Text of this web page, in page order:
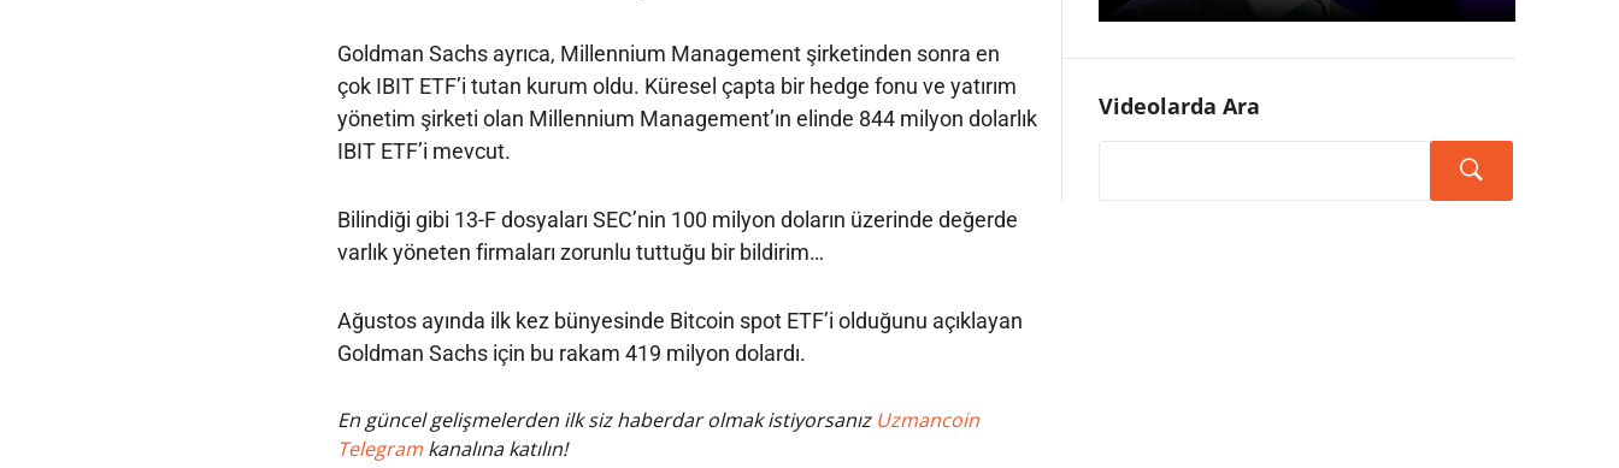
Goldman Sachs ayrıca, Millennium Management şirketinden sonra en
çok IBIT ETF’i tutan kurum oldu. Küresel çapta bir hedge fonu ve yatırım
yönetim şirketi olan Millennium Management’ın elinde 844 milyon dolarlık
IBIT ETF’i mevcut.
Bilindiği gibi 13-F dosyaları SEC’nin 100 milyon doların üzerinde değerde
varlık yöneten firmaları zorunlu tuttuğu bir bildirim…
Ağustos ayında ilk kez bünyesinde Bitcoin spot ETF’i olduğunu açıklayan
Goldman Sachs için bu rakam 419 milyon dolardı.
En güncel gelişmelerden ilk siz haberdar olmak istiyorsanız Uzmancoin
Telegram kanalına katılın!
Videolarda Ara